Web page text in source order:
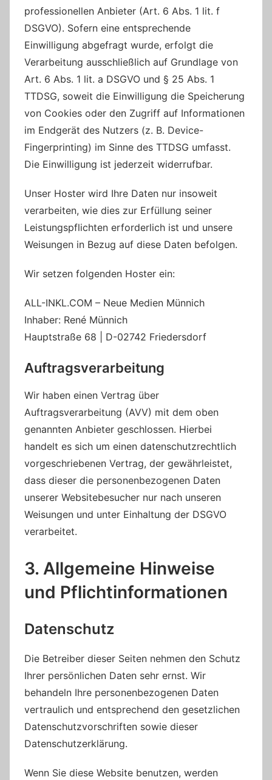
professionellen Anbieter (Art. 6 Abs. 1 lit. f
DSGVO). Sofern eine entsprechende
Einwilligung abgefragt wurde, erfolgt die
Verarbeitung ausschließlich auf Grundlage von
Art. 6 Abs. 1 lit. a DSGVO und § 25 Abs. 1
TTDSG, soweit die Einwilligung die Speicherung
von Cookies oder den Zugriff auf Informationen
im Endgerät des Nutzers (z. B. Device-
Fingerprinting) im Sinne des TTDSG umfasst.
Die Einwilligung ist jederzeit widerrufbar.
Unser Hoster wird Ihre Daten nur insoweit
verarbeiten, wie dies zur Erfüllung seiner
Leistungspflichten erforderlich ist und unsere
Weisungen in Bezug auf diese Daten befolgen.
Wir setzen folgenden Hoster ein:
ALL-INKL.COM – Neue Medien Münnich
Inhaber: René Münnich
Hauptstraße 68 | D-02742 Friedersdorf
Auftragsverarbeitung
Wir haben einen Vertrag über
Auftragsverarbeitung (AVV) mit dem oben
genannten Anbieter geschlossen. Hierbei
handelt es sich um einen datenschutzrechtlich
vorgeschriebenen Vertrag, der gewährleistet,
dass dieser die personenbezogenen Daten
unserer Websitebesucher nur nach unseren
Weisungen und unter Einhaltung der DSGVO
verarbeitet.
3. Allgemeine Hinweise
und Pflicht­informationen
Datenschutz
Die Betreiber dieser Seiten nehmen den Schutz
Ihrer persönlichen Daten sehr ernst. Wir
behandeln Ihre personenbezogenen Daten
vertraulich und entsprechend den gesetzlichen
Datenschutzvorschriften sowie dieser
Datenschutzerklärung.
Wenn Sie diese Website benutzen, werden